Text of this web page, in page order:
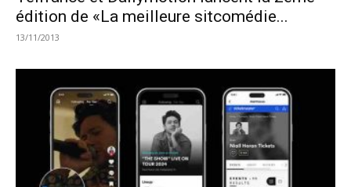
édition de «La meilleure sitcomédie...
13/11/2013